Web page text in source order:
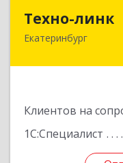
Техно-линк
Екатеринбург
Клиентов на
1С:Специалист
620000,